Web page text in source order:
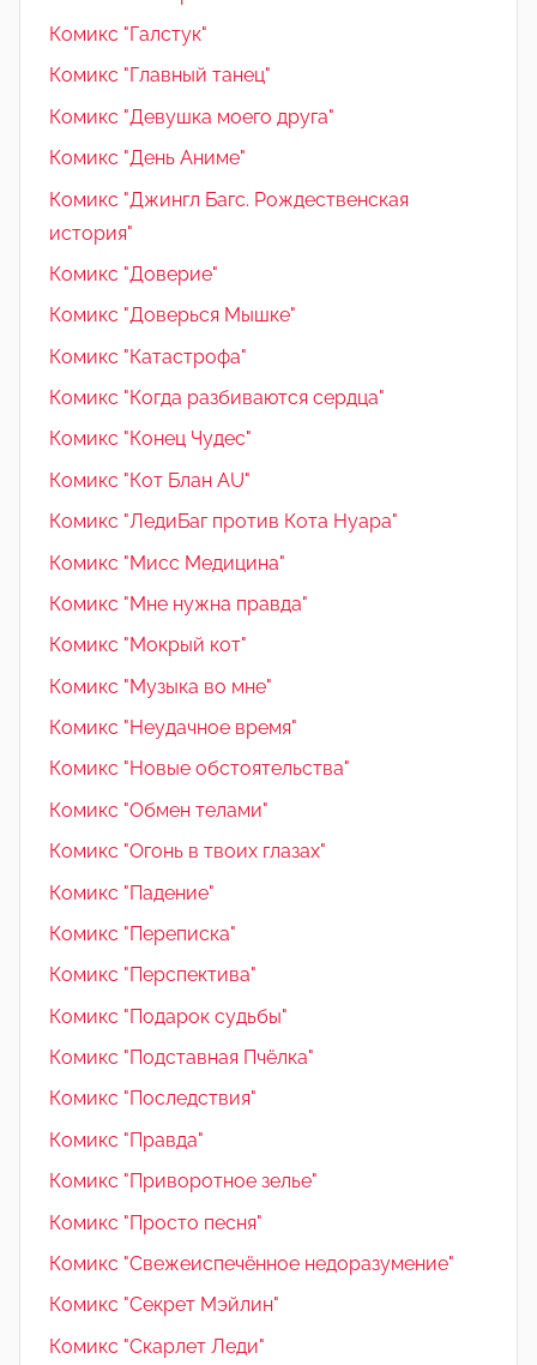
Комикс "Галстук"
Комикс "Главный танец"
Комикс "Девушка моего друга"
Комикс "День Аниме"
Комикс "Джингл Багс. Рождественская
история"
Комикс "Доверие"
Комикс "Доверься Мышке"
Комикс "Катастрофа"
Комикс "Когда разбиваются сердца"
Комикс "Конец Чудес"
Комикс "Кот Блан AU"
Комикс "ЛедиБаг против Кота Нуара"
Комикс "Мисс Медицина"
Комикс "Мне нужна правда"
Комикс "Мокрый кот"
Комикс "Музыка во мне"
Комикс "Неудачное время"
Комикс "Новые обстоятельства"
Комикс "Обмен телами"
Комикс "Огонь в твоих глазах"
Комикс "Падение"
Комикс "Переписка"
Комикс "Перспектива"
Комикс "Подарок судьбы"
Комикс "Подставная Пчёлка"
Комикс "Последствия"
Комикс "Правда"
Комикс "Приворотное зелье"
Комикс "Просто песня"
Комикс "Свежеиспечённое недоразумение"
Комикс "Секрет Мэйлин"
Комикс "Скарлет Леди"